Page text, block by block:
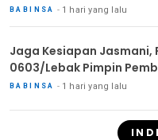
BABINSA 1 hari yang lalu
Jaga Kesiapan Jasmani,
0603/Lebak Pimpin
BABINSA 1 hari yang lalu